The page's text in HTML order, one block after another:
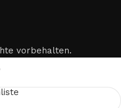
vorbehalten.